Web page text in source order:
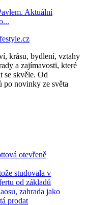
Aktuální
krásu, bydlení, vztahy
a zajímavosti, které
se skvěle. Od
po novinky ze světa
otevřeně
studovala v
od základů
zahrada jako
prodat